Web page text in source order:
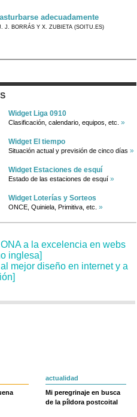
adecuadamente
J. BORRÁS Y X. ZUBIETA (SOITU.ES)
Widget Liga 0910
Clasificación, calendario, equipos, etc. »
Widget El tiempo
Situación actual y previsión de cinco días »
Widget Estaciones de esquí
Estado de las estaciones de esquí »
Widget Loterías y Sorteos
ONCE, Quiniela, Primitiva, etc. »
actualidad
Mi peregrinaje en busca
de la píldora postcoital